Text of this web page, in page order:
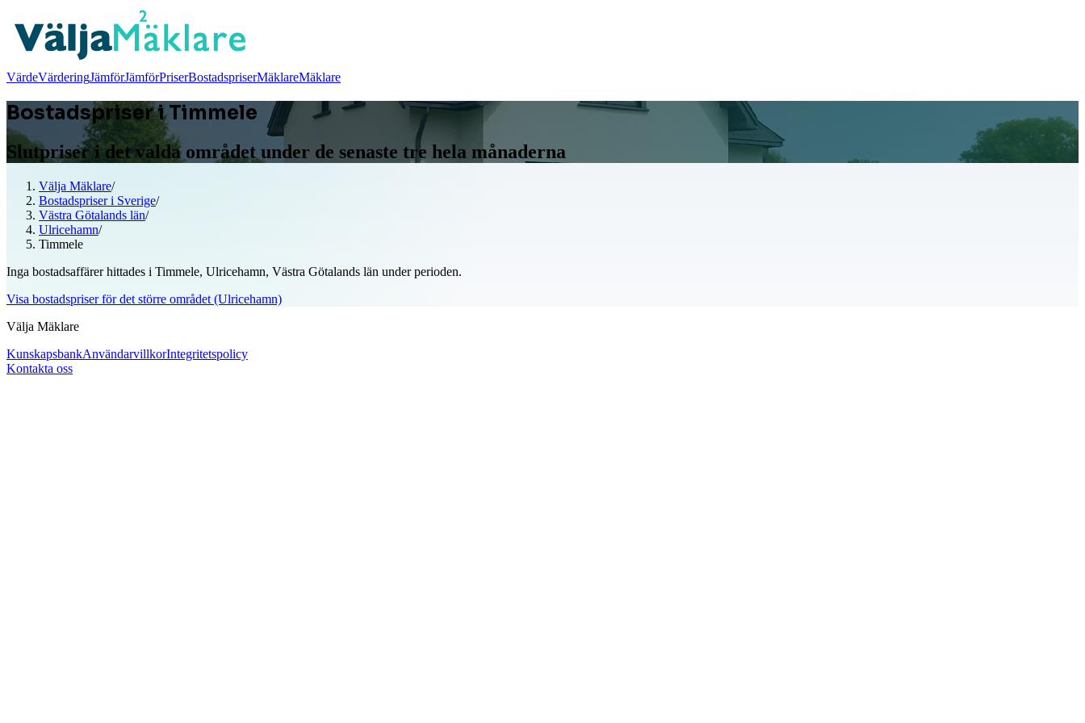
VärdeVärderingJämförJämförPriserBostadspriserMäklareMäklare
Bostadspriser i Timmele
Slutpriser i det valda området under de senaste tre hela månaderna
Välja Mäklare/
Bostadspriser i Sverige/
Västra Götalands län/
Ulricehamn/
Timmele
Inga bostadsaffärer hittades i Timmele, Ulricehamn, Västra Götalands län under perioden.
Visa bostadspriser för det större området (Ulricehamn)
Välja Mäklare
KunskapsbankAnvändarvillkorIntegritetspolicy
Kontakta oss